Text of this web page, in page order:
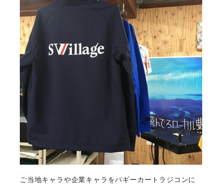
ご当地キャラや企業キャラをバギーカートラジコンに